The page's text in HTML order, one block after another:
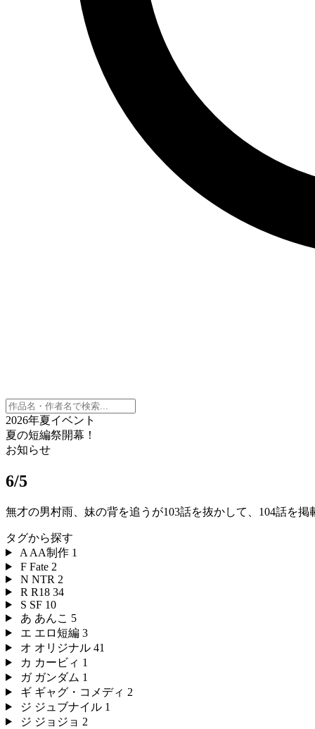
2026年夏イベント
夏の短編祭開幕！
お知らせ
6/5
無才の男村雨、妹の背を追うが103話を抜かして、104話を
タグから探す
A AA制作 1
F Fate 2
N NTR 2
R R18 34
S SF 10
あ あんこ 5
エ エロ短編 3
オ オリジナル 41
カ カービィ 1
ガ ガンダム 1
ギ ギャグ・コメディ 2
ジ ジュブナイル 1
ジ ジョジョ 2